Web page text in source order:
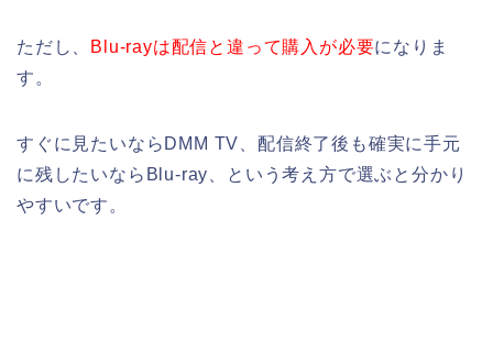
ただし、 Blu-rayは配信と違って購入が必要になりま
す。
すぐに見たいならDMM TV、配信終了後も確実に手元
に残したいならBlu-ray、という考え方で選ぶと分かり
やすいです。